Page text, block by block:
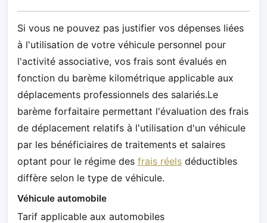
Si vous ne pouvez pas justifier vos dépenses liées
à l'utilisation de votre véhicule personnel pour
l'activité associative, vos frais sont évalués en
fonction du barème kilométrique applicable aux
déplacements professionnels des salariés.Le
barème forfaitaire permettant l'évaluation des frais
de déplacement relatifs à l'utilisation d'un véhicule
par les bénéficiaires de traitements et salaires
optant pour le régime des frais réels déductibles
diffère selon le type de véhicule.
Véhicule automobile
Tarif applicable aux automobiles